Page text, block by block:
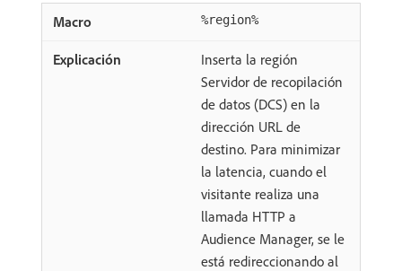
%region%
Inserta la región
Servidor de recopilación
de datos (DCS) en la
dirección URL de
destino. Para minimizar
la latencia, cuando el
visitante realiza una
llamada HTTP a
Audience Manager, se le
está redireccionando al